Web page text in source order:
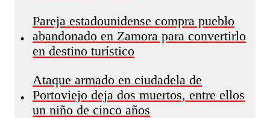
•
Pareja estadounidense compra pueblo
abandonado en Zamora para convertirlo
en destino turístico
•
Ataque armado en ciudadela de
Portoviejo deja dos muertos, entre ellos
un niño de cinco años